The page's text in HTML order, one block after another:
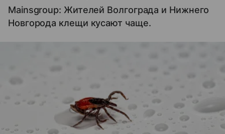
Mainsgroup: Жителей Волгограда и Нижнего
Новгорода клещи кусают чаще.